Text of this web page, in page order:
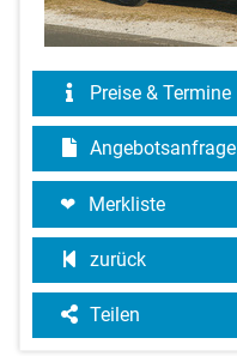
Preise & Termine
Angebotsanfrage
Merkliste
zurück
Teilen